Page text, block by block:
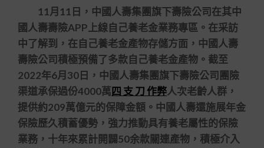
11月11日，中國人壽集團旗下壽險公司在其中
國人壽壽險APP上線自己養老金業務專區。在采訪
中了解到，在自己養老金產物存儲方面，中國人壽
壽險公司積極預備了多款自己養老金產物。截至
2022年6月30日，中國人壽集團旗下壽險公司團險
渠道承保過份4000萬四 支 刀 作弊人次老齡人群，
提供約209萬億元的保障金額。中國人壽還施展年金
保險歷久積蓄優勢，強力推動具有養老屬性的保險
業務，十年來累計開闢50余款關連產物，積極介入